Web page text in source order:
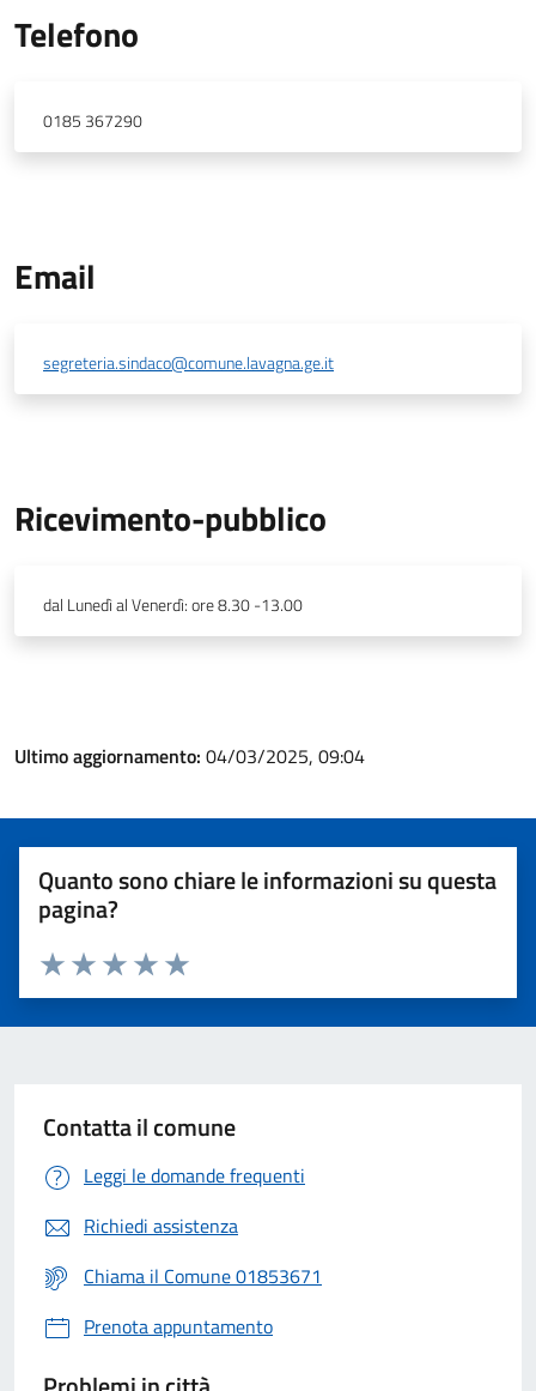
Telefono
0185 367290
Email
segreteria.sindaco@comune.lavagna.ge.it
Ricevimento-pubblico
dal Lunedì al Venerdì: ore 8.30 -13.00
Ultimo aggiornamento: 04/03/2025, 09:04
Quanto sono chiare le informazioni su questa
pagina?
Valuta 5 stelle su 5
Valuta 4 stelle su 5
Valuta 3 stelle su 5
Valuta 2 stelle su 5
Valuta 1 stelle su 5
Contatta il comune
Leggi le domande frequenti
Richiedi assistenza
Chiama il Comune 01853671
Prenota appuntamento